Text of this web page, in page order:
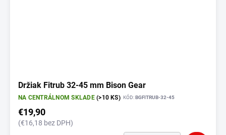
Držiak Fitrub 32-45 mm Bison Gear
NA CENTRÁLNOM SKLADE(>10 KS) KÓD:BGFITRUB-32-45
€19,90
(€16,18 bez DPH)